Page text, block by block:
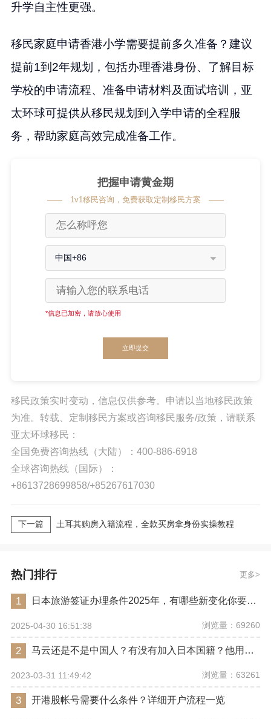
升学自主性更强。
移民家庭申请香港小学需要提前多久准备？建议
提前1到2年规划，包括办理香港身份、了解目标
学校的申请流程、准备申请材料及面试培训，亚
太环球可提供从移民规划到入学申请的全程服
务，帮助家庭高效完成准备工作。
把握申请黄金期
1v1移民咨询，免费获取定制移民方案
中国+86
*信息已加密，请放心使用
立即提交
移民政策实时变动，信息仅供参考。申请以当地移民政策
为准。转载、定制移民方案或咨询移民服务/政策，请联系
亚太环球移民：
全国免费咨询热线（大陆）：400-886-6918
全球咨询热线（国际）：
+8613728699858/+85267617030
下一篇 土耳其购房入籍流程，全款买房拿身份实操教程
热门排行 更多
1 日本旅游签证办理条件2025年，有哪些新变化你要注意？
2025-04-30 16:51:38 浏览量：69260
2 马云还是不是中国人？有没有加入日本国籍？他用了哪些身份畅行世界？
2023-03-31 11:49:42 浏览量：63261
3 开港股帐号需要什么条件？详细开户流程一览